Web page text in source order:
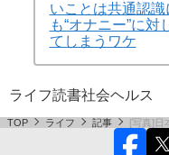
いことは共通認
も“オナニー”に対
てしまうワケ
ライフ読書社会ヘルス
TOP ライフ 記事 [写真]日